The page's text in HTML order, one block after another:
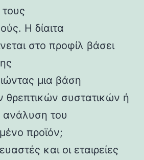
Η δίαιτα
στο προφίλ βάσει
μια βάση
θρεπτικών συστατικών ή
ανάλυση του
προϊόν;
και οι εταιρείες